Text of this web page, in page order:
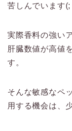
苦しんでいます(;
実際香料の強い
肝臓数値が高値
す。
そんな敏感なペ
用する機会は、